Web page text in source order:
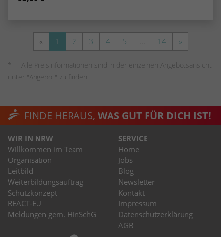
« 1 2 3 4 5 ... 14 »
Alle Preisinformationen sind in der einzelnen Angebotsansicht
unter "Angebot" zu finden.
FINDE HERAUS, WAS GUT FÜR DICH IST!
WIR IN NRW
Willkommen im Team
Organisation
Leitbild
Weiterbildungsauftrag
Schutzkonzept
REACT-EU
Meldungen gem. HinSchG
SERVICE
Home
Jobs
Blog
Newsletter
Kontakt
Impressum
Datenschutzerklärung
AGB